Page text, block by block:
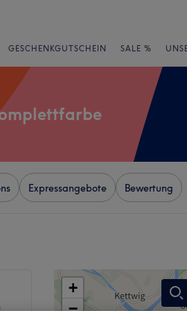
GESCHENKGUTSCHEIN SALE %
Expressangebote Bewertung
+